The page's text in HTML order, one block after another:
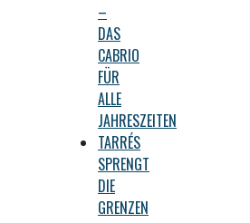
–
DAS
CABRIO
FÜR
ALLE
JAHRESZEITEN
TARRÉS
SPRENGT
DIE
GRENZEN